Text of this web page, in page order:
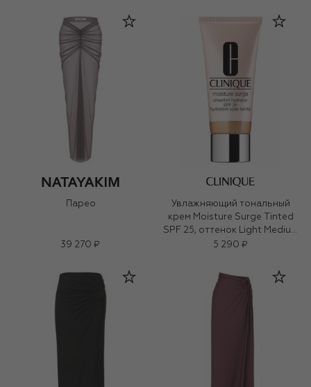
Парео
39 270 ₽
Увлажняющий тональный
крем Moisture Surge Tinted
SPF 25, оттенок Light Medium
(40ml)
5 290 ₽